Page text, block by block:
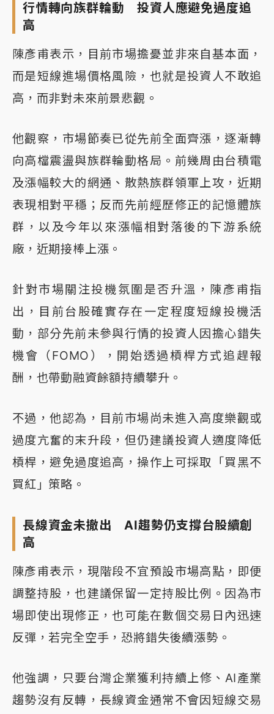
行情轉向族群輪動 投資人應避免過度追
高
陳彥甫表示，目前市場擔憂並非來自基本面，
而是短線進場價格風險，也就是投資人不敢追
高，而非對未來前景悲觀。
他觀察，市場節奏已從先前全面齊漲，逐漸轉
向高檔震盪與族群輪動格局。前幾周由台積電
及漲幅較大的網通、散熱族群領軍上攻，近期
表現相對平穩；反而先前經歷修正的記憶體族
群，以及今年以來漲幅相對落後的下游系統
廠，近期接棒上漲。
針對市場關注投機氛圍是否升溫，陳彥甫指
出，目前台股確實存在一定程度短線投機活
動，部分先前未參與行情的投資人因擔心錯失
機會（FOMO），開始透過槓桿方式追趕報
酬，也帶動融資餘額持續攀升。
不過，他認為，目前市場尚未進入高度樂觀或
過度亢奮的末升段，但仍建議投資人適度降低
槓桿，避免過度追高，操作上可採取「買黑不
買紅」策略。
長線資金未撤出 AI趨勢仍支撐台股續創
高
陳彥甫表示，現階段不宜預設市場高點，即便
調整持股，也建議保留一定持股比例。因為市
場即使出現修正，也可能在數個交易日內迅速
反彈，若完全空手，恐將錯失後續漲勢。
他強調，只要台灣企業獲利持續上修、AI產業
趨勢沒有反轉，長線資金通常不會因短線交易